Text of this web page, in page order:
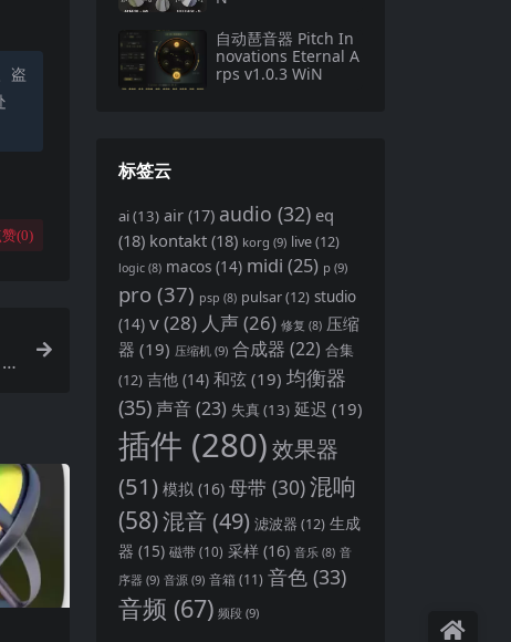
盗
赞(0)
自动琶音器 Pitch In
novations Eternal A
rps v1.0.3 WiN
标签云
ai(13) air (17) audio (32) eq
(18) kontakt (18) korg (9) live(12)
logic (8) macos (14) midi (25) p (9)
pro (37) psp (8) pulsar(12) studio
(14) v(28) 人声(26) 修复 (8) 压缩
器 (19) 压缩机 (9) 合成器 (22) 合集
(12) 吉他 (14) 和弦 (19) 均衡器
(35) 声音(23) 失真(13) 延迟 (19)
插件 (280)效果器
(51) 模拟 (16) 母带 (30)混响
(58)混音 (49) 滤波器 (12) 生成
器 (15) 磁带(10) 采样 (16) 音乐 (8) 音
序器 (9) 音源 (9) 音箱 (11) 音色 (33)
音频 (67) 频段 (9)